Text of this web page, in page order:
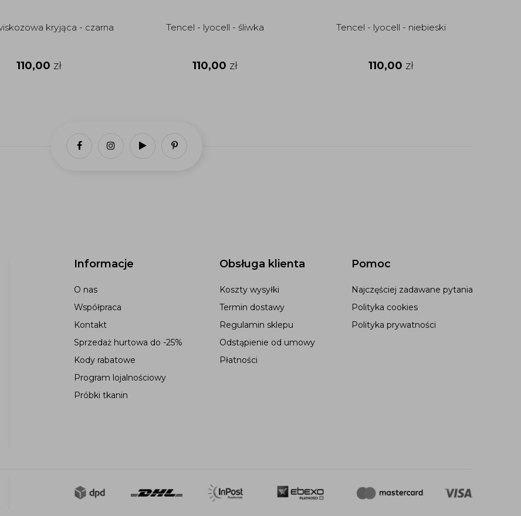
kryjąca - czarna
110,00 zł
Tencel - lyocell - śliwka
110,00 zł
Tencel - lyocell - niebieski
110,00 zł
Informacje
O nas
Współpraca
Kontakt
Sprzedaż hurtowa do -25%
Kody rabatowe
Program lojalnościowy
Próbki tkanin
Obsługa klienta
Koszty wysyłki
Termin dostawy
Regulamin sklepu
Odstąpienie od umowy
Płatności
Pomoc
Najczęściej zadawane pytania
Polityka cookies
Polityka prywatności